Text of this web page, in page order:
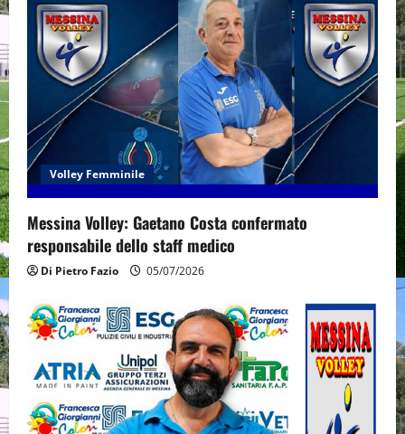
Volley Femminile
Messina Volley: Gaetano Costa confermato
responsabile dello staff medico
Di Pietro Fazio 05/07/2026